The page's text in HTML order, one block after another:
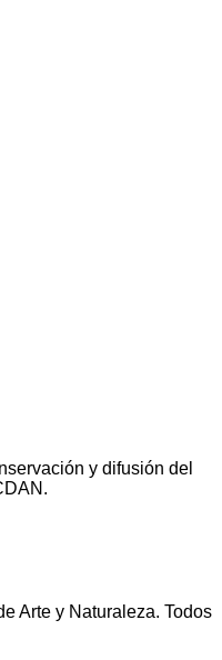
y difusión del
Arte y Naturaleza. Todos